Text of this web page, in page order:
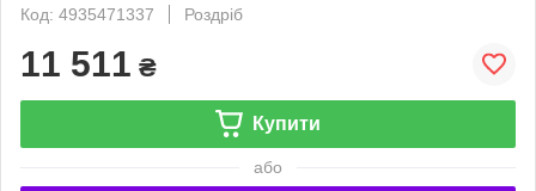
Код: 4935471337
Роздріб
11 511 ₴
Купити
або